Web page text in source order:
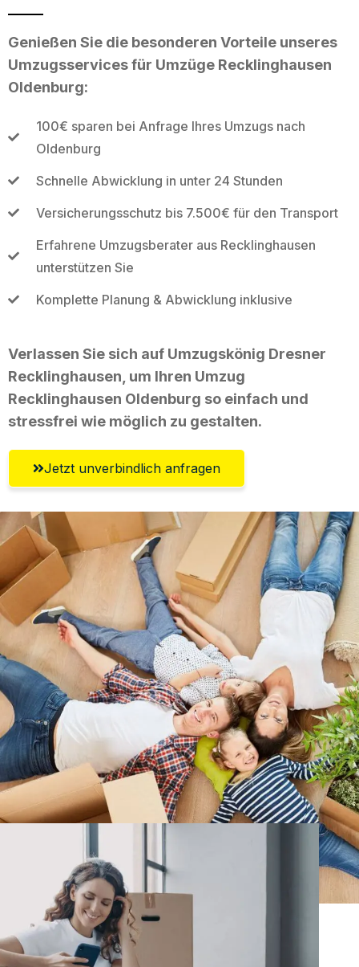
Genießen Sie die besonderen Vorteile unseres
Umzugsservices für Umzüge Recklinghausen
Oldenburg:
100€ sparen bei Anfrage Ihres Umzugs nach
Oldenburg
Schnelle Abwicklung in unter 24 Stunden
Versicherungsschutz bis 7.500€ für den Transport
Erfahrene Umzugsberater aus Recklinghausen
unterstützen Sie
Komplette Planung & Abwicklung inklusive
Verlassen Sie sich auf Umzugskönig Dresner
Recklinghausen, um Ihren Umzug
Recklinghausen Oldenburg so einfach und
stressfrei wie möglich zu gestalten.
Jetzt unverbindlich anfragen